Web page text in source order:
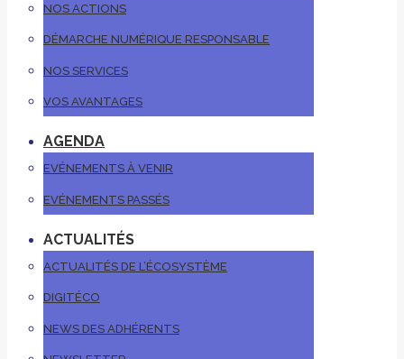
NOS ACTIONS
DÉMARCHE NUMÉRIQUE RESPONSABLE
NOS SERVICES
VOS AVANTAGES
AGENDA
EVÉNEMENTS À VENIR
EVÉNEMENTS PASSÉS
ACTUALITÉS
ACTUALITÉS DE L’ÉCOSYSTÈME
DIGITÉCO
NEWS DES ADHÉRENTS